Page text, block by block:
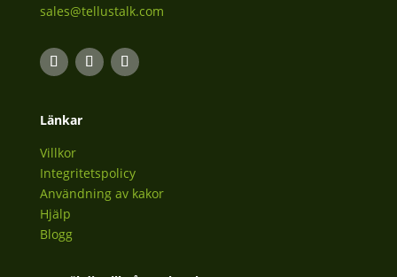
sales@tellustalk.com
Länkar
Villkor
Integritetspolicy
Användning av kakor
Hjälp
Blogg